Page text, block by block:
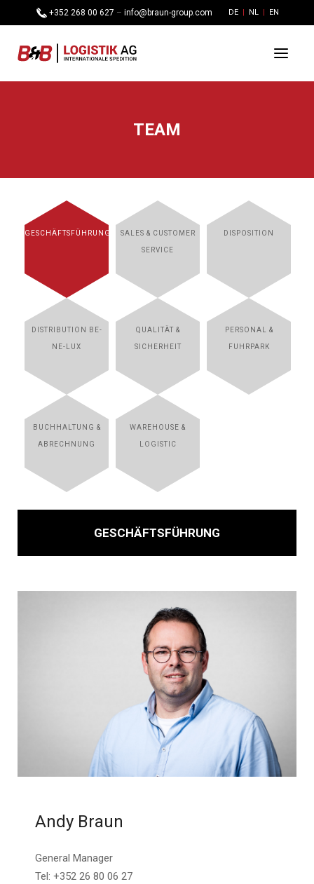
DE NL EN
+352 268 00 627 – info@braun-group.com
TEAM
GESCHÄFTSFÜHRUNG SALES & CUSTOMER
SERVICE
DISPOSITION
DISTRIBUTION BE-
NE-LUX
QUALITÄT &
SICHERHEIT
PERSONAL &
FUHRPARK
BUCHHALTUNG &
ABRECHNUNG
WAREHOUSE &
LOGISTIC
GESCHÄFTSFÜHRUNG
Andy Braun
General Manager
Tel: +352 26 80 06 27